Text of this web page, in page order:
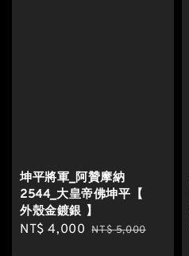
坤平將軍_阿贊摩納
2544_大皇帝佛坤平【
外殼金鍍銀 】
Sale
NT$ 4,000 Regular
NT$ 5,000